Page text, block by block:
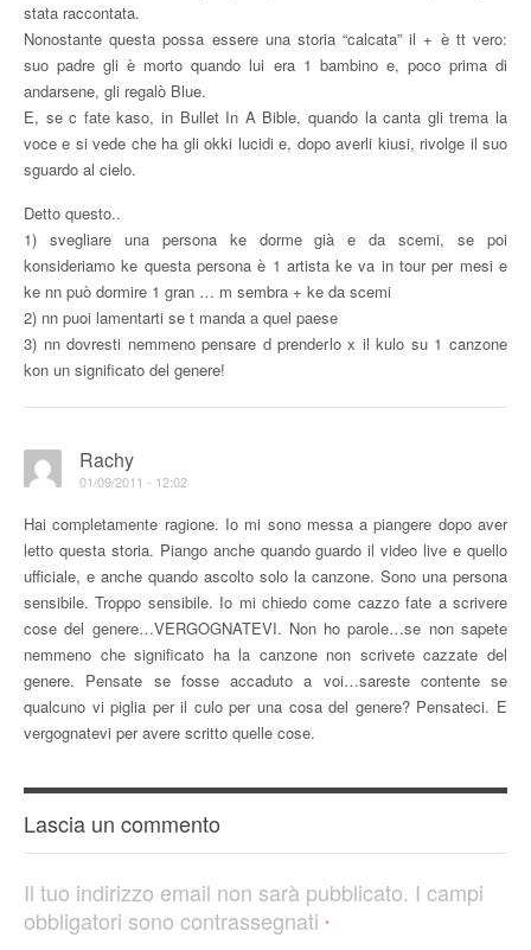
stata raccontata.
Nonostante questa possa essere una storia “calcata” il + è tt vero:
suo padre gli è morto quando lui era 1 bambino e, poco prima di
andarsene, gli regalò Blue.
E, se c fate kaso, in Bullet In A Bible, quando la canta gli trema la
voce e si vede che ha gli okki lucidi e, dopo averli kiusi, rivolge il suo
sguardo al cielo.
Detto questo..
1) svegliare una persona ke dorme già e da scemi, se poi
konsideriamo ke questa persona è 1 artista ke va in tour per mesi e
ke nn può dormire 1 gran … m sembra + ke da scemi
2) nn puoi lamentarti se t manda a quel paese
3) nn dovresti nemmeno pensare d prenderlo x il kulo su 1 canzone
kon un significato del genere!
Rachy
01/09/2011 - 12:02
Hai completamente ragione. Io mi sono messa a piangere dopo aver
letto questa storia. Piango anche quando guardo il video live e quello
ufficiale, e anche quando ascolto solo la canzone. Sono una persona
sensibile. Troppo sensibile. Io mi chiedo come cazzo fate a scrivere
cose del genere…VERGOGNATEVI. Non ho parole…se non sapete
nemmeno che significato ha la canzone non scrivete cazzate del
genere. Pensate se fosse accaduto a voi…sareste contente se
qualcuno vi piglia per il culo per una cosa del genere? Pensateci. E
vergognatevi per avere scritto quelle cose.
Lascia un commento
Il tuo indirizzo email non sarà pubblicato. I campi
obbligatori sono contrassegnati *